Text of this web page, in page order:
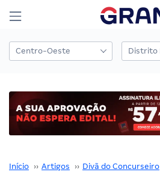
Início ›› Artigos ›› Divã do Concurseiro